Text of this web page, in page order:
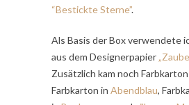
“Bestickte Sterne”.
Als Basis der Box verwendete
aus dem Designerpapier
Zusätzlich kam noch
Farbkarton in Abendblau,